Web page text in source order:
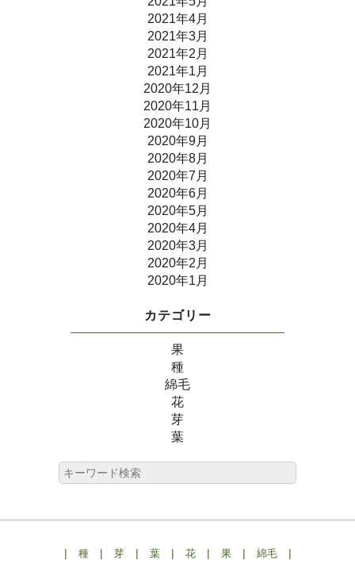
2021年4月
2021年3月
2021年2月
2021年1月
2020年12月
2020年11月
2020年10月
2020年9月
2020年8月
2020年7月
2020年6月
2020年5月
2020年4月
2020年3月
2020年2月
2020年1月
カテゴリー
果
種
綿毛
花
芽
葉
| 種| 芽| 葉| 花| 果| 綿毛|